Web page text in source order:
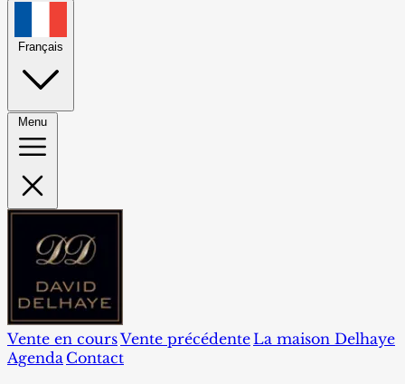
Français
Menu
Vente en coursVente précédente La maison Delhaye
Agenda Contact